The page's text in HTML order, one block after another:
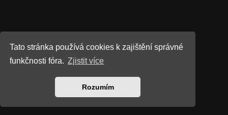
Tato stránka používá cookies k zajištění správné
funkčnosti fóra. Zjistit více
Rozumím